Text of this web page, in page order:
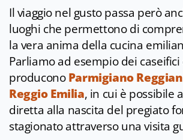
Il viaggio nel gusto passa però
luoghi che permettono di
la vera anima della cucina
Parliamo ad esempio dei caseifici
produconoParmigiano
Reggio Emilia, in cui è possibile
diretta alla nascita del pregiato
stagionato attraverso una visita